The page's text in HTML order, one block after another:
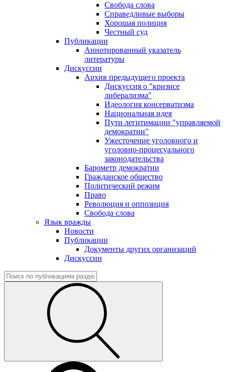
Свобода слова
Справедливые выборы
Хорошая полиция
Честный суд
Публикации
Аннотированный указатель
литературы
Дискуссии
Архив предыдущего проекта
Дискуссия о "кризисе
либерализма"
Идеология консерватизма
Национальная идея
Пути легитимации "управляемой
демократии"
Ужесточение уголовного и
уголовно-процесуального
законодательства
Барометр демократии
Гражданское общество
Политический режим
Право
Революция и оппозиция
Свобода слова
Язык вражды
Новости
Публикации
Документы других организаций
Дискуссии